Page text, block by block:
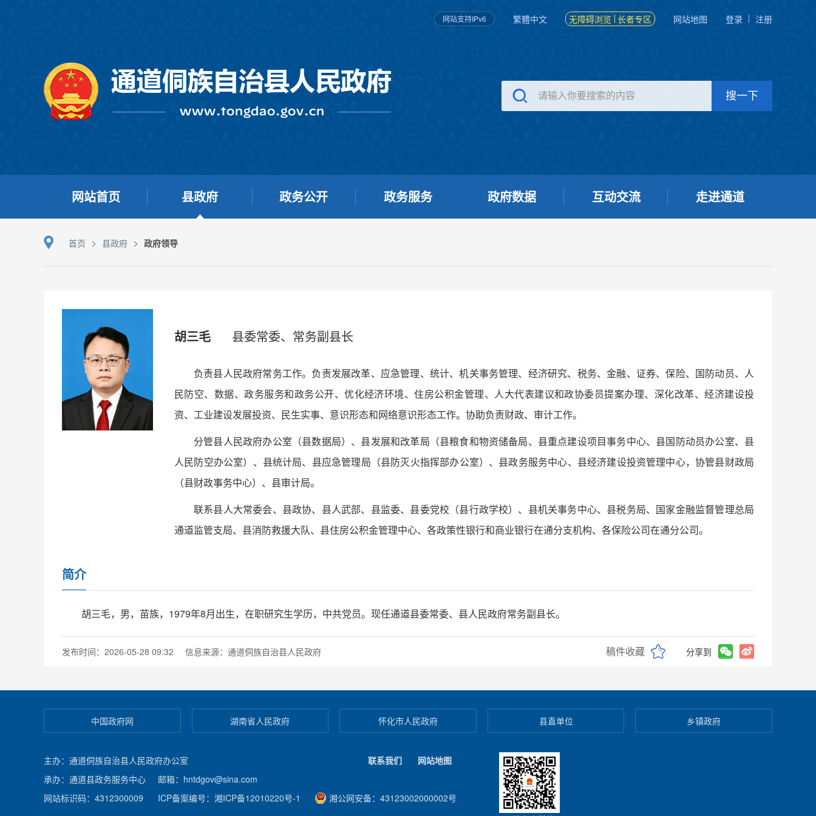
网站支持IPv6 繁體中文 无障碍浏览 长者专区 网站地图 登录 注册
网站首页 县政府 政务公开 政务服务 政府数据 互动交流 走进通道
首页 > 县政府 > 政府领导
胡三毛 县委常委、常务副县长
负责县人民政府常务工作。负责发展改革、应急管理、统计、机关事务管理、经济研究、税务、金融、证券、保险、国防动员、人
民防空、数据、政务服务和政务公开、优化经济环境、住房公积金管理、人大代表建议和政协委员提案办理、深化改革、经济建设投
资、工业建设发展投资、民生实事、意识形态和网络意识形态工作。协助负责财政、审计工作。‌‌
分管县人民政府办公室（县数据局）、县发展和改革局（县粮食和物资储备局、县重点建设项目事务中心、县国防动员办公室、县
人民防空办公室）、县统计局、县应急管理局（县防灭火指挥部办公室）、县政务服务中心、县经济建设投资管理中心，协管县财政局
（县财政事务中心）、县审计局。 ‌‌
联系县人大常委会、县政协、县人武部、县监委、县委党校（县行政学校）、县机关事务中心、县税务局、国家金融监督管理总局
通道监管支局、县消防救援大队、县住房公积金管理中心、各政策性银行和商业银行在通分支机构、各保险公司在通分公司。
简介
胡三毛，男，苗族，1979年8月出生，在职研究生学历，中共党员。现任通道县委常委、县人民政府常务副县长。
发布时间：2026-05-28 09:32 信息来源：通道侗族自治县人民政府 稿件收藏 分享到
中国政府网 湖南省人民政府 怀化市人民政府 县直单位 乡镇政府
主办：通道侗族自治县人民政府办公室
承办：通道县政务服务中心
邮箱：hntdgov@sina.com
网站标识码：4312300009
ICP备案编号：湘ICP备12010220号-1 湘公网安备：43123002000002号
联系我们 网站地图